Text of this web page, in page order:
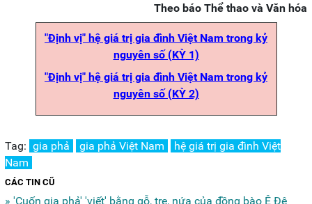
Theo báo Thể thao và Văn hóa
"Định vị" hệ giá trị gia đình Việt Nam trong kỷ
nguyên số (KỲ 1)
"Định vị" hệ giá trị gia đình Việt Nam trong kỷ
nguyên số (KỲ 2)
Tag: gia phả gia phả Việt Nam
hệ giá trị gia đình Việt
Nam
CÁC TIN CŨ
» 'Cuốn gia phả' 'viết' bằng gỗ, tre, nứa của đồng bào Ê Đê